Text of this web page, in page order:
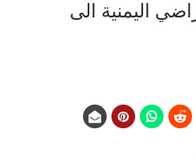
اليمنية الى